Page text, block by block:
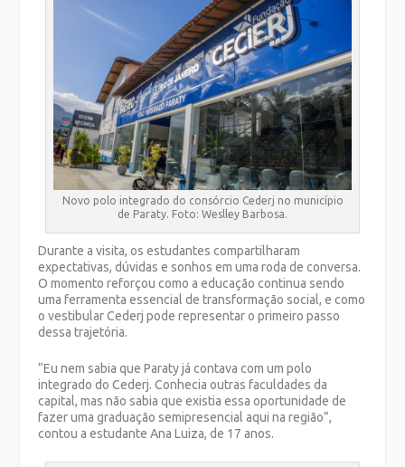
Novo polo integrado do consórcio Cederj no município
de Paraty. Foto: Weslley Barbosa.
Durante a visita, os estudantes compartilharam
expectativas, dúvidas e sonhos em uma roda de conversa.
O momento reforçou como a educação continua sendo
uma ferramenta essencial de transformação social, e como
o vestibular Cederj pode representar o primeiro passo
dessa trajetória.
“Eu nem sabia que Paraty já contava com um polo
integrado do Cederj. Conhecia outras faculdades da
capital, mas não sabia que existia essa oportunidade de
fazer uma graduação semipresencial aqui na região”,
contou a estudante Ana Luiza, de 17 anos.